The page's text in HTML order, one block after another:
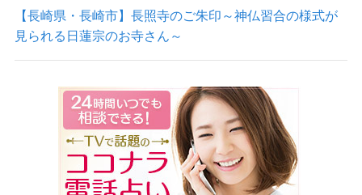
【長崎県・長崎市】長照寺のご朱印～神仏習合の様式が
見られる日蓮宗のお寺さん～